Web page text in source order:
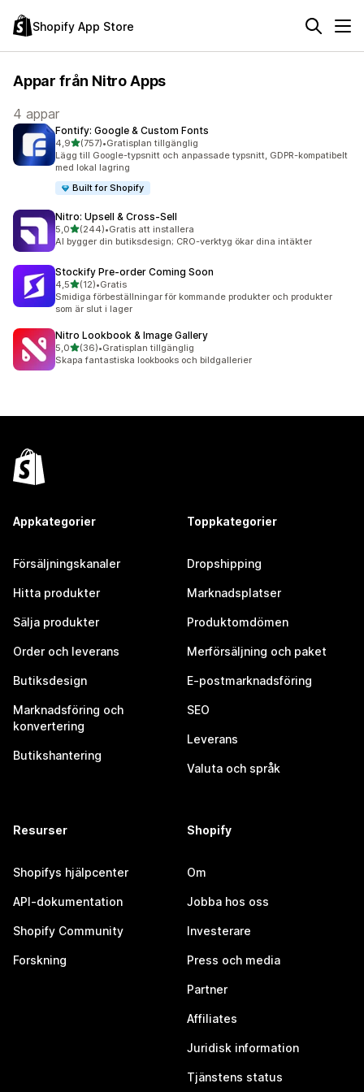
Shopify App Store
Appar från Nitro Apps
4 appar
Fontify: Google & Custom Fonts
4,9av 5 stjärnor
(757)
757 recensioner totalt
•Gratisplan tillgänglig
Lägg till Google-typsnitt och anpassade typsnitt, GDPR-kompatibelt
med lokal lagring
Built for Shopify
Nitro: Upsell & Cross‑Sell
5,0av 5 stjärnor
(244)
244 recensioner totalt
•Gratis att installera
AI bygger din butiksdesign; CRO-verktyg ökar dina intäkter
Stockify Pre‑order Coming Soon
4,5av 5 stjärnor
(12)
12 recensioner totalt
•Gratis
Smidiga förbeställningar för kommande produkter och produkter
som är slut i lager
Nitro Lookbook & Image Gallery
5,0av 5 stjärnor
(36)
36 recensioner totalt
•Gratisplan tillgänglig
Skapa fantastiska lookbooks och bildgallerier
Appkategorier
Försäljningskanaler
Hitta produkter
Sälja produkter
Order och leverans
Butiksdesign
Marknadsföring och
konvertering
Butikshantering
Toppkategorier
Dropshipping
Marknadsplatser
Produktomdömen
Merförsäljning och paket
E-postmarknadsföring
SEO
Leverans
Valuta och språk
Resurser
Shopifys hjälpcenter
API-dokumentation
Shopify Community
Forskning
Shopify
Om
Jobba hos oss
Investerare
Press och media
Partner
Affiliates
Juridisk information
Tjänstens status